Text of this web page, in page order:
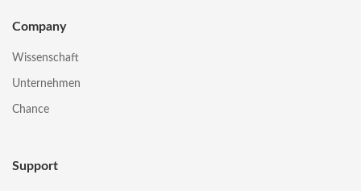
Company
Wissenschaft
Unternehmen
Chance
Support